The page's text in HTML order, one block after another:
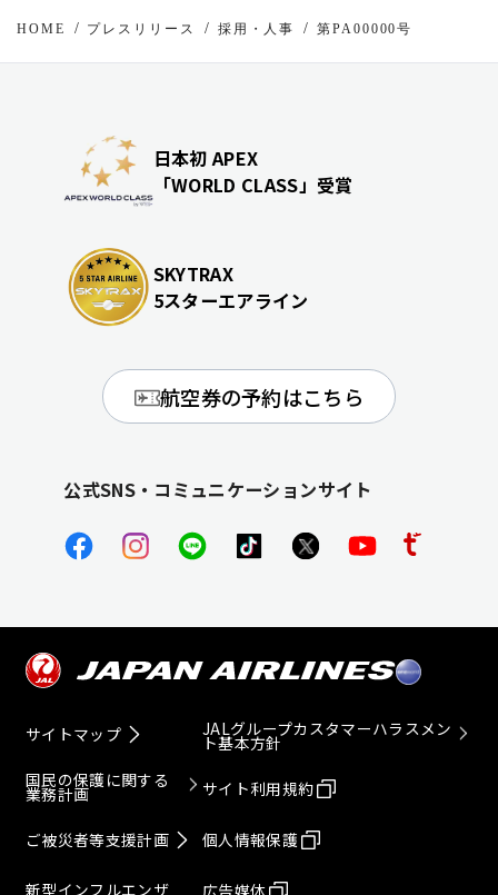
HOME プレスリリース 採用・人事 第PA00000号
日本初 APEX
「WORLD CLASS」受賞
SKYTRAX
5スターエアライン
航空券の予約はこちら
公式SNS・コミュニケーションサイト
サイトマップ
国民の保護に関する
業務計画
ご被災者等支援計画
新型インフルエンザ
JALグループカスタマーハラスメン
ト基本方針
サイト利用規約
個人情報保護